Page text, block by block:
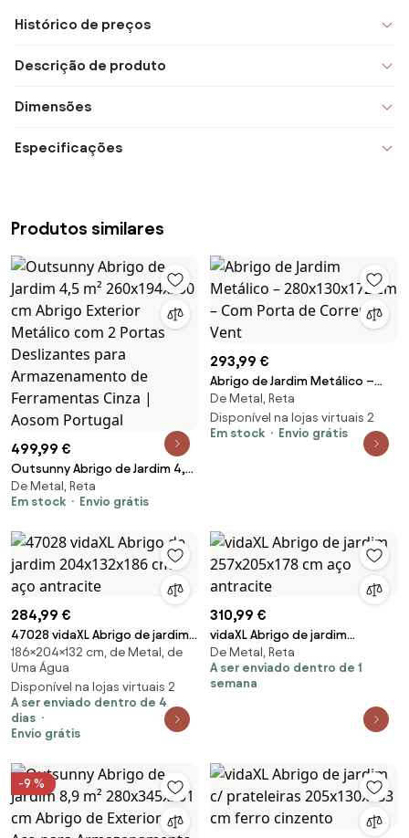
Histórico de preços
Descrição de produto
Dimensões
Especificações
Produtos similares
499,99 €
Outsunny Abrigo de Jardim 4,5
m² 260x194x200 cm Abrigo
Exterior Metálico com 2 Portas
Armazenamento de
Ferramentas Cinza | Aosom
Portugal
De Metal, Reta
Em stock
Envio grátis
293,99 €
Abrigo de Jardim Metálico –
280x130x172 cm – Com Porta
de Correr, Vent
De Metal, Reta
Disponível na lojas virtuais 2
Em stock
Envio grátis
284,99 €
47028 vidaXL Abrigo de jardim
204x132x186 cm aço antracite
186×204×132 cm, de Metal, de
Uma Água
Disponível na lojas virtuais 2
A ser enviado dentro de 4
dias
Envio grátis
310,99 €
vidaXL Abrigo de jardim
257x205x178 cm aço antracite
De Metal, Reta
A ser enviado dentro de 1
semana
-9 %